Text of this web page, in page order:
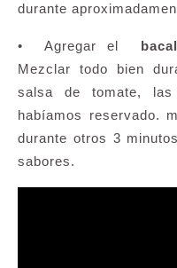
durante
• Agregar el
Mezclar todo bien
salsa de tomate,
habíamos reservado.
durante otros 3
sabores.